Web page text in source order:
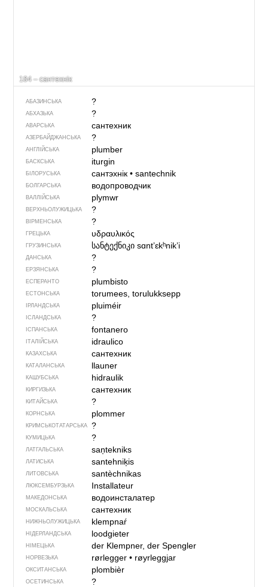
184 – сантехнік
АБАЗИНСЬКА ?
АБХАЗЬКА ?
АВАРСЬКА сантехник
АЗЕРБАЙДЖАНСЬКА ?
АНГЛІЙСЬКА plumber
БАСКСЬКА iturgin
БІЛОРУСЬКА сантэхнік• santechnik
БОЛГАРСЬКА водопроводчик
ВАЛЛІЙСЬКА plymwr
ВЕРХНЬОЛУЖИЦЬКА ?
ВІРМЕНСЬКА ?
ГРЕЦЬКА υδραυλικός
ГРУЗИНСЬКА სანტექნიკიsɑntʼɛkʰnikʼi
ДАНСЬКА ?
ЕРЗЯНСЬКА ?
ЕСПЕРАНТО plumbisto
ЕСТОНСЬКА torumees, torulukksepp
ІРЛАНДСЬКА pluiméir
ІСЛАНДСЬКА ?
ІСПАНСЬКА fontanero
ІТАЛІЙСЬКА idraulico
КАЗАХСЬКА сантехник
КАТАЛАНСЬКА llauner
КАШУБСЬКА hidraulik
КИРГИЗЬКА сантехник
КИТАЙСЬКА ?
КОРНСЬКА plommer
КРИМСЬКОТАТАРСЬКА ?
КУМИЦЬКА ?
ЛАТГАЛЬСЬКА saņtekniks
ЛАТИСЬКА santehniķis
ЛИТОВСЬКА santèchnikas
ЛЮКСЕМБУРЗЬКА Installateur
МАКЕДОНСЬКА водоинсталатер
МОСКАЛЬСЬКА сантехник
НИЖНЬОЛУЖИЦЬКА klempnaŕ
НІДЕРЛАНДСЬКА loodgieter
НІМЕЦЬКА der Klempner, der Spengler
НОРВЕЗЬКА rørlegger• røyrleggjar
ОКСИТАНСЬКА plombièr
ОСЕТИНСЬКА ?